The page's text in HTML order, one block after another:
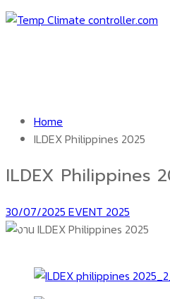
Home
ILDEX Philippines 2025
ILDEX Philippines
30/07/2025 EVENT 2025